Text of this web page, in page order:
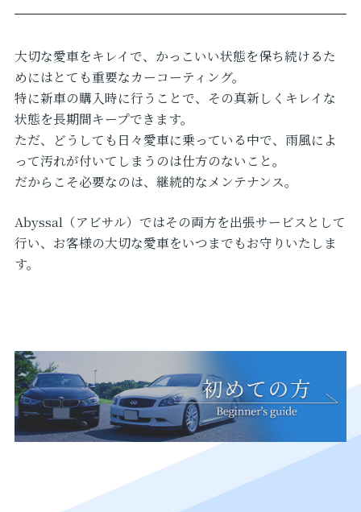
大切な愛車をキレイで、かっこいい状態を保ち続けるた
めにはとても重要なカーコーティング。
特に新車の購入時に行うことで、その真新しくキレイな
状態を長期間キープできます。
ただ、どうしても日々愛車に乗っている中で、雨風によ
って汚れが付いてしまうのは仕方のないこと。
だからこそ必要なのは、継続的なメンテナンス。
Abyssal（アビサル）ではその両方を出張サービスとして
行い、お客様の大切な愛車をいつまでもお守りいたしま
す。